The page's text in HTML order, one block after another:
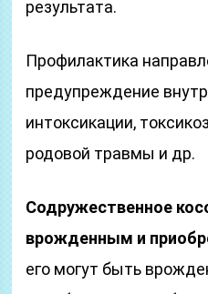
результата.
Профилактика
предупреждение
интоксикации,
родовой травмы и др.
Содружественное
врожденным и
его могут быть